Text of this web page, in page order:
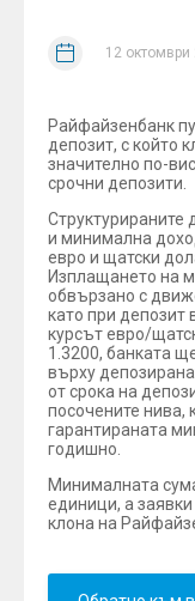
12 октомври
Райфайзенбанк
депозит, с който
значително по-
срочни депозити.
Структурираните
и минимална
евро и щатски
Изплащането на
обвързано с
като при депозит
курсът евро/
1.3200, банката
върху
от срока на
посочените нива,
гарантираната
годишно.
Минималната
единици, а
клона на